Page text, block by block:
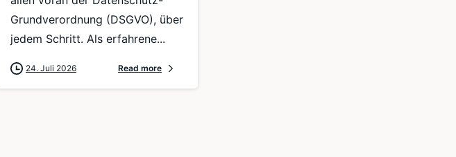
Grundverordnung (DSGVO), über
jedem Schritt. Als erfahrene...
24. Juli 2026 Read more